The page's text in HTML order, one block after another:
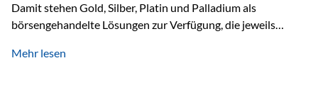
Damit stehen Gold, Silber, Platin und Palladium als
börsengehandelte Lösungen zur Verfügung, die jeweils
dabei nicht auf einzelnen Marktmeinungen, sondern auf
Mehr lesen